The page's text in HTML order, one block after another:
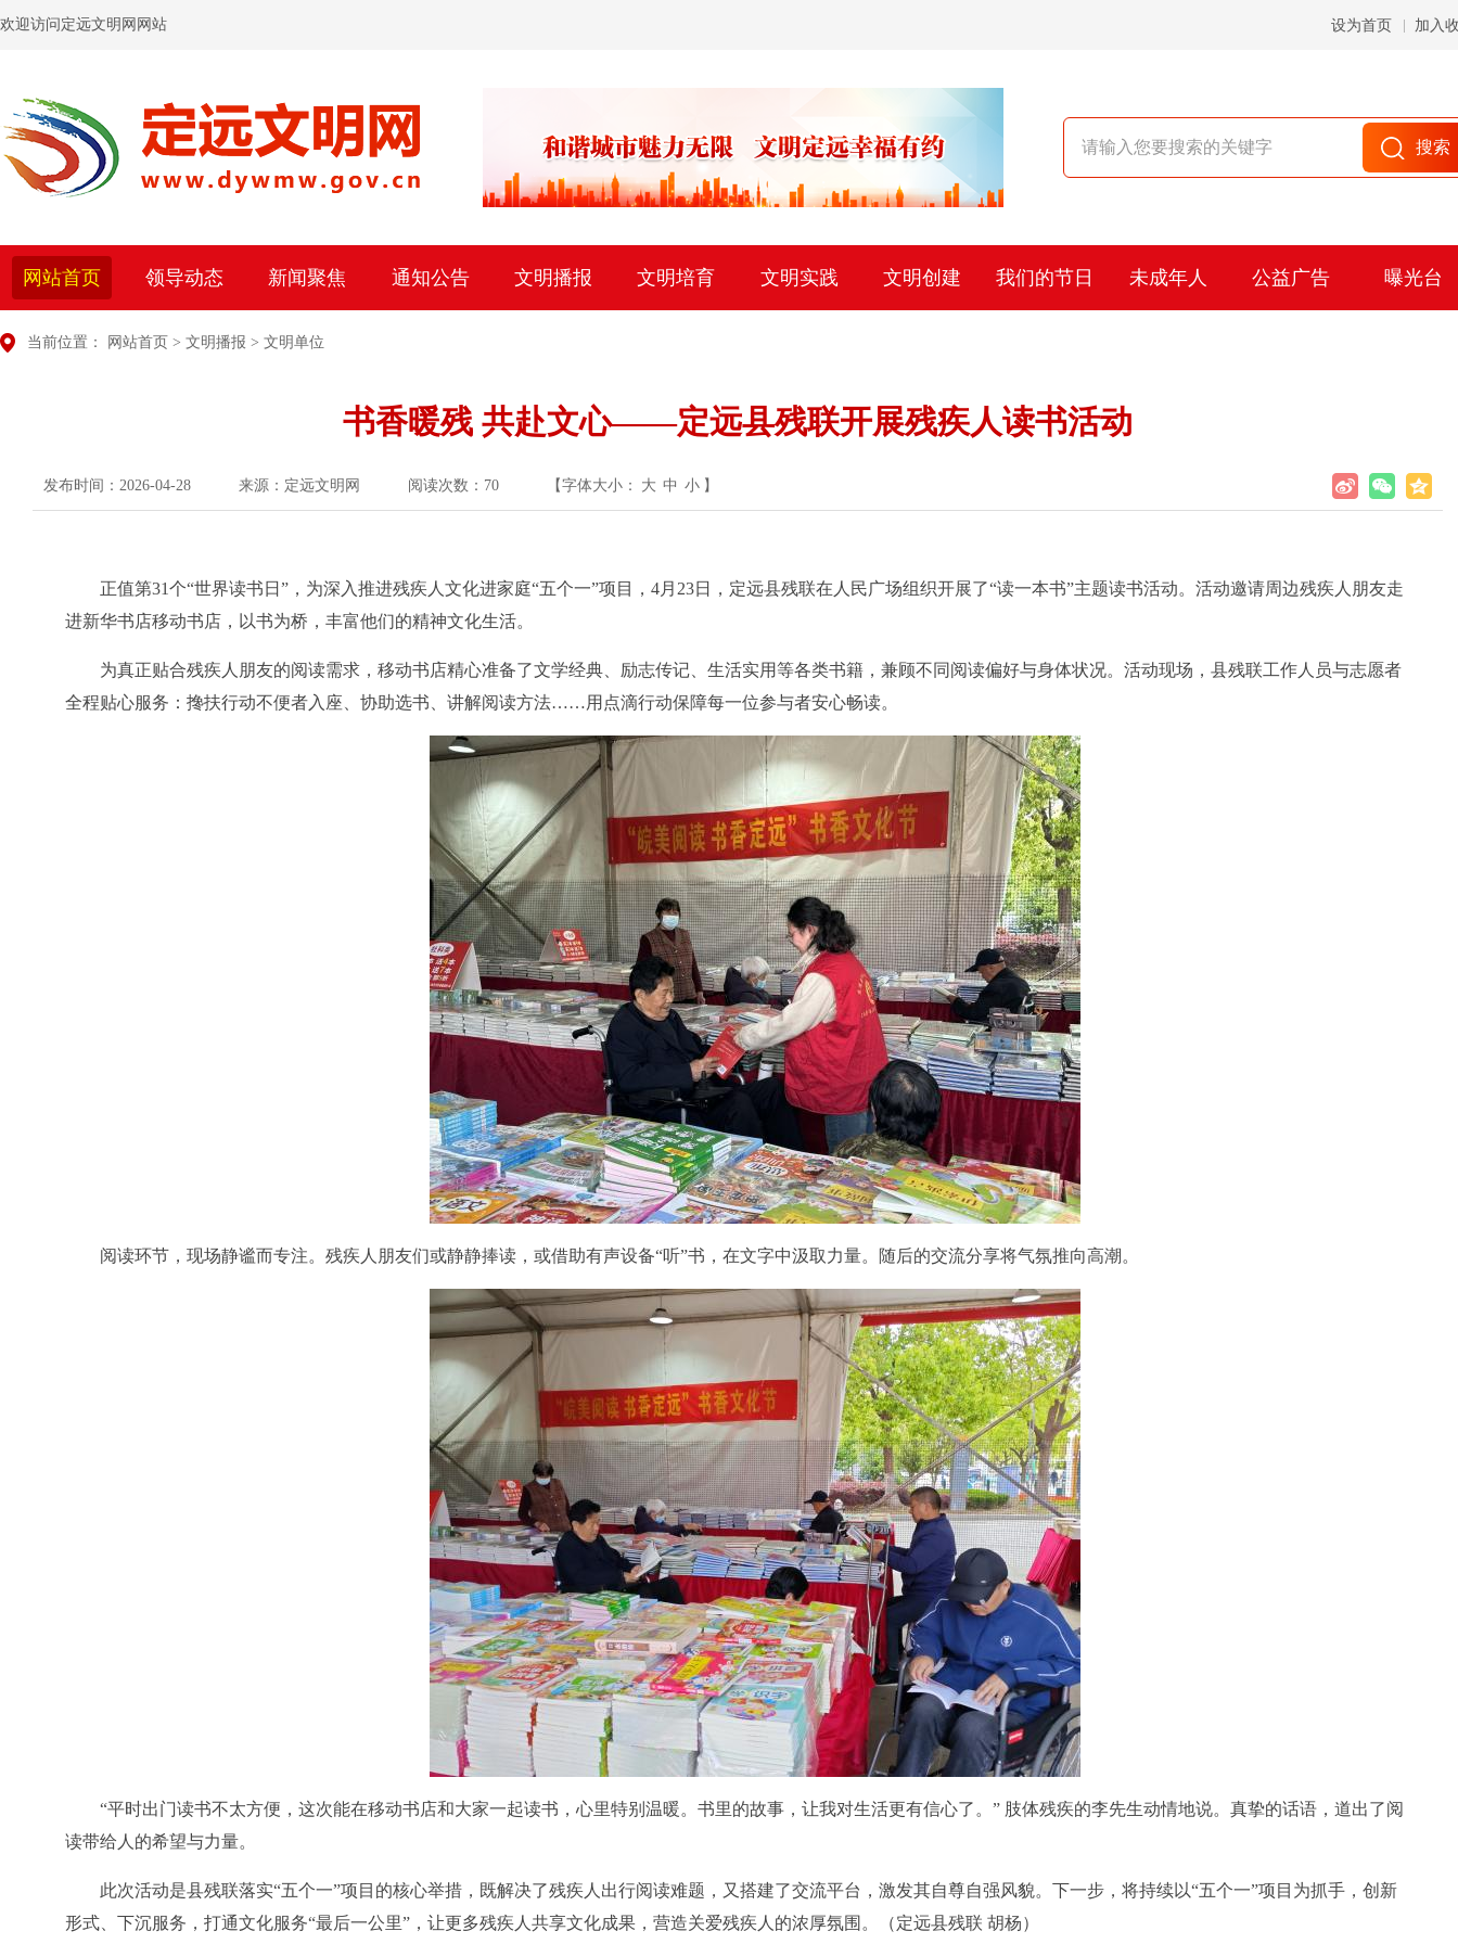
欢迎访问定远文明网网站 设为首页 加入
网站首页 领导动态 新闻聚焦 通知公告 文明播报 文明培育 文明实践 文明创建 我们的节日 未成年人 公益广告 曝光台
当前位置： 网站首页 > 文明播报 > 文明单位
书香暖残 共赴文心——定远县残联开展残疾人读书活动
发布时间：2026-04-28 来源：定远文明网 阅读次数： 70 【字体大小： 大 中 小 】
正值第31个“世界读书日 ” ，为深入推进残疾人文化进家庭“五个一”项目， 4月 23日，定远县残联在人民广场组织开展了“读一本书”主题读书活动。活动邀请周边残疾人朋友走
进新华书店移动书店，以书为桥，丰富他们的精神文化生活。
为真正贴合残疾人朋友的阅读需求，移动书店精心准备了文学经典、励志传记、生活实用等各类书籍，兼顾不同阅读偏好与身体状况。活动现场，县残联工作人员与志愿者
全程贴心服务：搀扶行动不便者入座、协助选书、讲解阅读方法……用点滴行动保障每一位参与者安心畅读。
阅读环节，现场静谧而专注。残疾人朋友们或静静捧读，或借助有声设备“听”书，在文字中汲取力量。随后的交流分享将气氛推向高潮。
“平时出门读书不太方便，这次能在移动书店和大家一起读书，心里特别温暖。书里的故事，让我对生活更有信心了。 ” 肢体残疾的李先生动情地说。真挚的话语，道出了阅
读带给人的希望与力量。
此次活动是县残联落实“五个一”项目的核心举措，既解决了残疾人出行阅读难题，又搭建了交流平台，激发其自尊自强风貌。下一步，将持续以“五个一”项目为抓手，创新
形式、下沉服务，打通文化服务“最后一公里” ，让更多残疾人共享文化成果，营造关爱残疾人的浓厚氛围。 （定远县残联 胡杨）